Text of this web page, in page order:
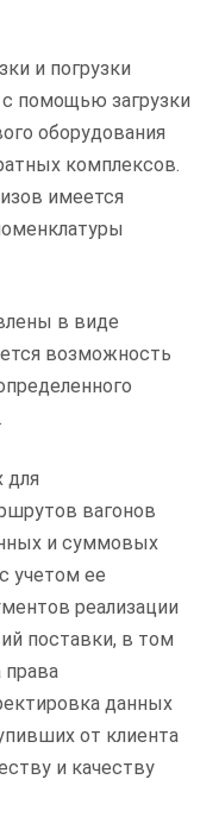
и погрузки
помощью загрузки
оборудования
комплексов.
имеется
в виде
возможность
для
вагонов
и суммовых
учетом ее
реализации
поставки, в том
права
данных
от клиента
и качеству